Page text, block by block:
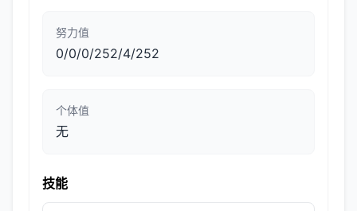
努力值
0/0/0/252/4/252
个体值
无
技能